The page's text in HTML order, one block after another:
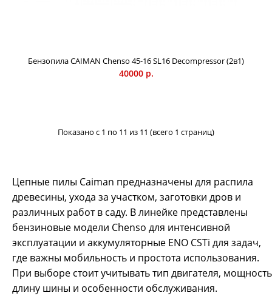
Бензопила CAIMAN Chenso 50-18 SL18 Decompressor (2в1)
44000 р.
Профессиональная бензопила CAIMAN Chenso 50-18
Бензопила CAIMAN Chenso 45-16 SL16 Decompressor (2в1)
40000 р.
Показано с 1 по 11 из 11 (всего 1 страниц)
Цепные пилы Caiman предназначены для распила
древесины, ухода за участком, заготовки дров и
различных работ в саду. В линейке представлены
бензиновые модели Chenso для интенсивной
эксплуатации и аккумуляторные ENO CSTi для задач,
где важны мобильность и простота использования.
При выборе стоит учитывать тип двигателя,
длину шины и особенности обслуживания.